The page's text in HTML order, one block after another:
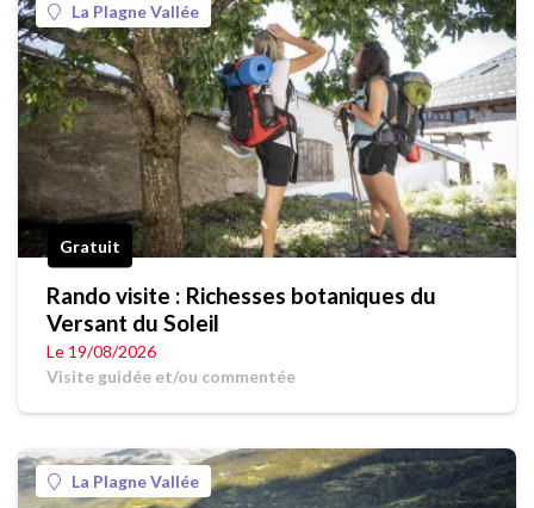
La Plagne Vallée
Gratuit
Rando visite : Richesses botaniques du
Versant du Soleil
Le 19/08/2026
Visite guidée et/ou commentée
La Plagne Vallée